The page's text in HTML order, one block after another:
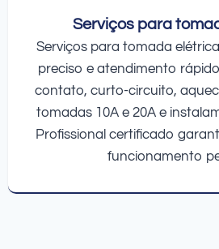
Serviços para
Serviços para tomada
preciso e atendimento
contato, curto-circuito,
tomadas 10A e 20A e
Profissional certificado
funcionamento